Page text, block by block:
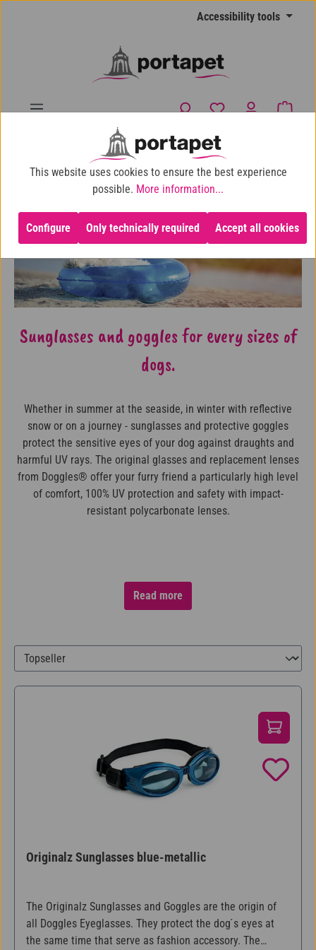
Accessibility tools
You have 0 wishlist
10% shop discount for purchases over €100
Dog Clothing & Accessories Sunglasses & Goggles
Sunglasses and goggles for every sizes of
dogs.
Whether in summer at the seaside, in winter with reflective
snow or on a journey - sunglasses and protective goggles
protect the sensitive eyes of your dog against draughts and
harmful UV rays. The original glasses and replacement lenses
from Doggles® offer your furry friend a particularly high level
of comfort, 100% UV protection and safety with impact-
resistant polycarbonate lenses.
Read more
Originalz Sunglasses blue-metallic
The Originalz Sunglasses and Goggles are the origin of
all Doggles Eyeglasses. They protect the dog ́s eyes at
the same time that serve as fashion accessory. The
This website uses cookies to ensure the best experience
possible. More information...
Configure Accept all cookies
Only technically required